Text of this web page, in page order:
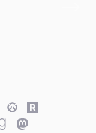
Overwatch
Rawg.io
Mastodon